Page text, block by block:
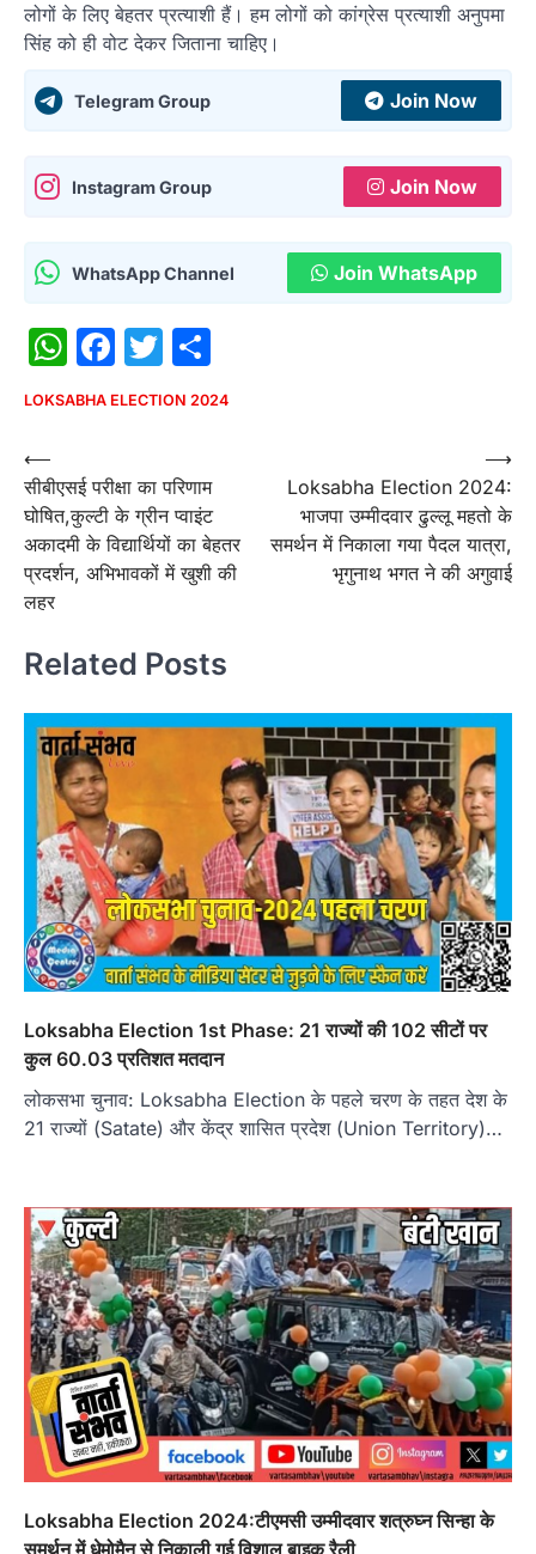
लोगों के लिए बेहतर प्रत्याशी हैं। हम लोगों को कांग्रेस प्रत्याशी अनुपमा
सिंह को ही वोट देकर जिताना चाहिए।
Telegram Group Join Now
Instagram Group Join Now
WhatsApp Channel Join WhatsApp
WhatsApp
Facebook
Twitter
LOKSABHA ELECTION 2024
Post
navigation
⟵
सीबीएसई परीक्षा का परिणाम
घोषित,कुल्टी के ग्रीन प्वाइंट
अकादमी के विद्यार्थियों का बेहतर
प्रदर्शन, अभिभावकों में खुशी की
लहर
Loksabha Election 2024:
भाजपा उम्मीदवार ढुल्लू महतो के
समर्थन में निकाला गया पैदल यात्रा,
भृगुनाथ भगत ने की अगुवाई
⟶
Related Posts
Loksabha Election 1st Phase: 21 राज्यों की 102 सीटों पर
कुल 60.03 प्रतिशत मतदान
लोकसभा चुनाव: Loksabha Election के पहले चरण के तहत देश के
21 राज्यों (Satate) और केंद्र शासित प्रदेश (Union Territory)…
Loksabha Election 2024:टीएमसी उम्मीदवार शत्रुघ्न सिन्हा के
समर्थन में धेमोमैन से निकाली गई विशाल बाइक रैली